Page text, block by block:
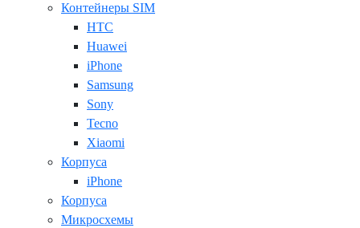
Контейнеры SIM
HTC
Huawei
iPhone
Samsung
Sony
Tecno
Xiaomi
Корпуса
iPhone
Корпуса
Микросхемы